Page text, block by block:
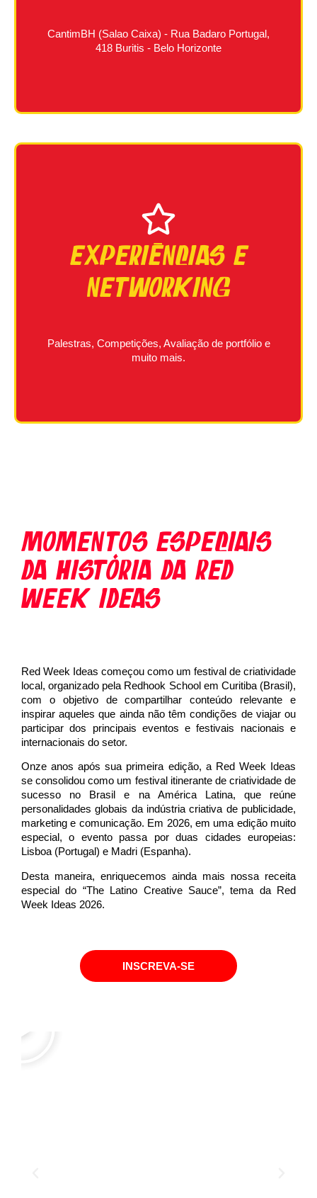
CantimBH (Salao Caixa) - Rua Badaro Portugal,
418 Buritis - Belo Horizonte
Experiências e
Networking
Palestras, Competições, Avaliação de portfólio e
muito mais.
MOMENTOS ESPECIAIS
DA HISTÓRIA DA RED
WEEK IDEAS
Red Week Ideas começou como um festival de criatividade
local, organizado pela Redhook School em Curitiba (Brasil),
com o objetivo de compartilhar conteúdo relevante e
inspirar aqueles que ainda não têm condições de viajar ou
participar dos principais eventos e festivais nacionais e
internacionais do setor.
Onze anos após sua primeira edição, a Red Week Ideas
se consolidou como um festival itinerante de criatividade de
sucesso no Brasil e na América Latina, que reúne
personalidades globais da indústria criativa de publicidade,
marketing e comunicação. Em 2026, em uma edição muito
especial, o evento passa por duas cidades europeias:
Lisboa (Portugal) e Madri (Espanha).
Desta maneira, enriquecemos ainda mais nossa receita
especial do “The Latino Creative Sauce”, tema da Red
Week Ideas 2026.
INSCREVA-SE